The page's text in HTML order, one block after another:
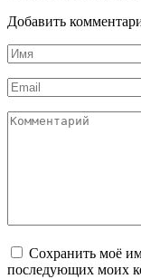
Добавить
Имя
*
Email
*
Комментарий
Сохранить моё
последующих моих